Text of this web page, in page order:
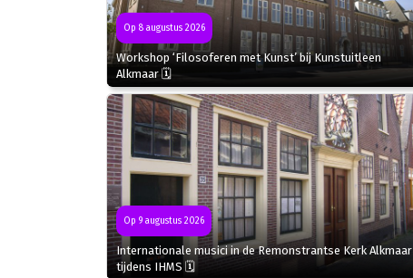
Op 8 augustus 2026
Workshop ‘Filosoferen met Kunst’ bij Kunstuitleen
Alkmaar 🗓
Op 9 augustus 2026
Internationale musici in de Remonstrantse Kerk Alkmaar
tijdens IHMS 🗓